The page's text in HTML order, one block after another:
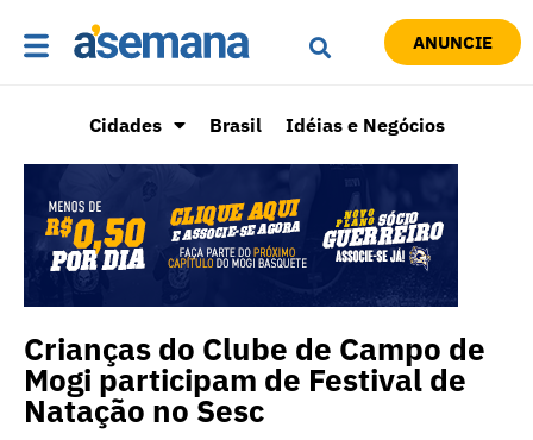
ANUNCIE
Cidades Brasil Idéias e Negócios
Crianças do Clube de Campo de
Mogi participam de Festival de
Natação no Sesc